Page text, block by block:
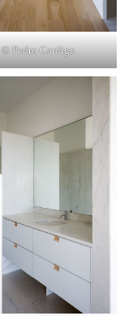
© Pedro Cardigo